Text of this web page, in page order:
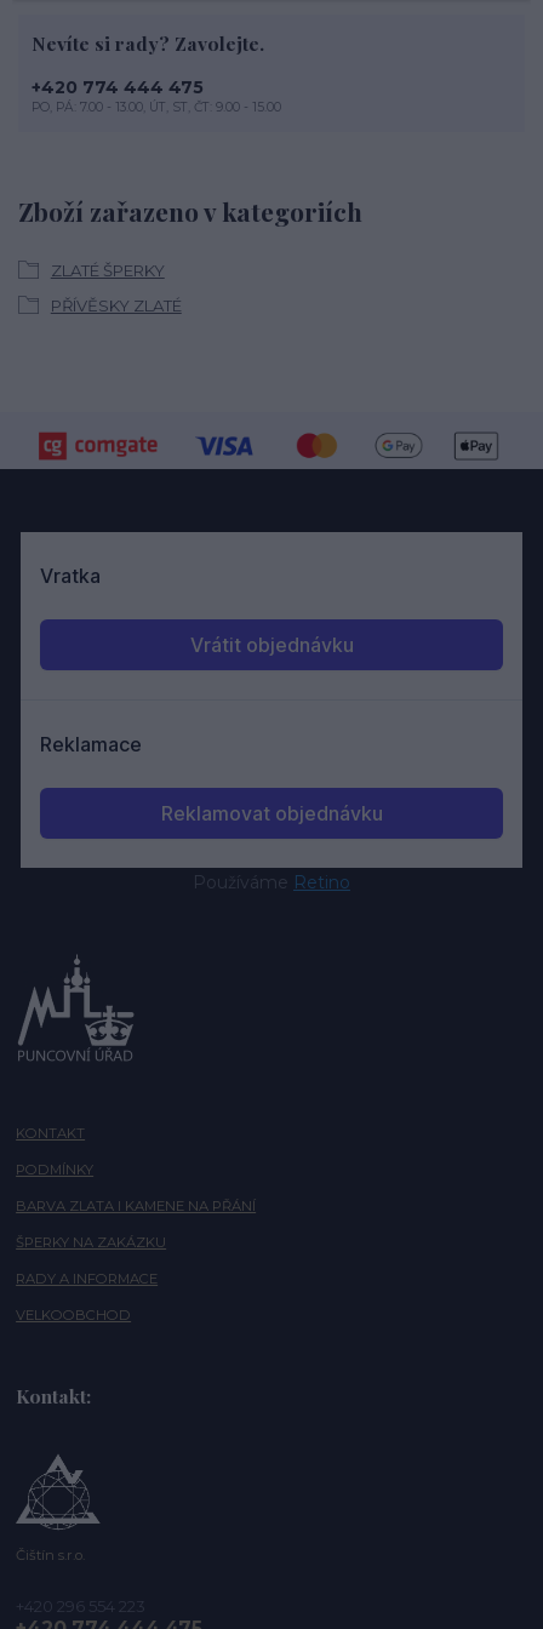
Zboží zařazeno v kategoriích
ZLATÉ ŠPERKY
PŘÍVĚSKY ZLATÉ
Nevíte si rady? Zavolejte.
+420 774 444 475
PO, PÁ: 7.00 - 13.00, ÚT, ST, ČT: 9.00 - 15.00
Používáme Retino
KONTAKT
PODMÍNKY
BARVA ZLATA I KAMENE NA PŘÁNÍ
ŠPERKY NA ZAKÁZKU
RADY A INFORMACE
VELKOOBCHOD
Kontakt:
Čištín s.r.o.
+420 296 554 223